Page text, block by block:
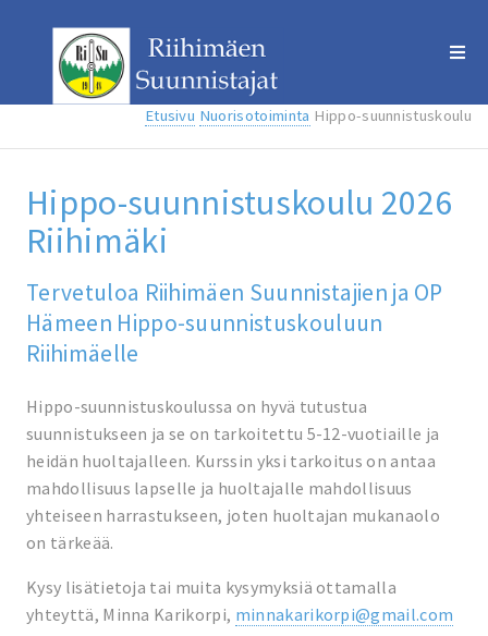
Etusivu Nuorisotoiminta Hippo-suunnistuskoulu
Hippo-suunnistuskoulu 2026
Riihimäki
Tervetuloa Riihimäen Suunnistajien ja OP
Hämeen Hippo-suunnistuskouluun
Riihimäelle
Hippo-suunnistuskoulussa on hyvä tutustua
suunnistukseen ja se on tarkoitettu 5-12-vuotiaille ja
heidän huoltajalleen. Kurssin yksi tarkoitus on antaa
mahdollisuus lapselle ja huoltajalle mahdollisuus
yhteiseen harrastukseen, joten huoltajan mukanaolo
on tärkeää.
Kysy lisätietoja tai muita kysymyksiä ottamalla
yhteyttä, Minna Karikorpi, minnakarikorpi@gmail.com